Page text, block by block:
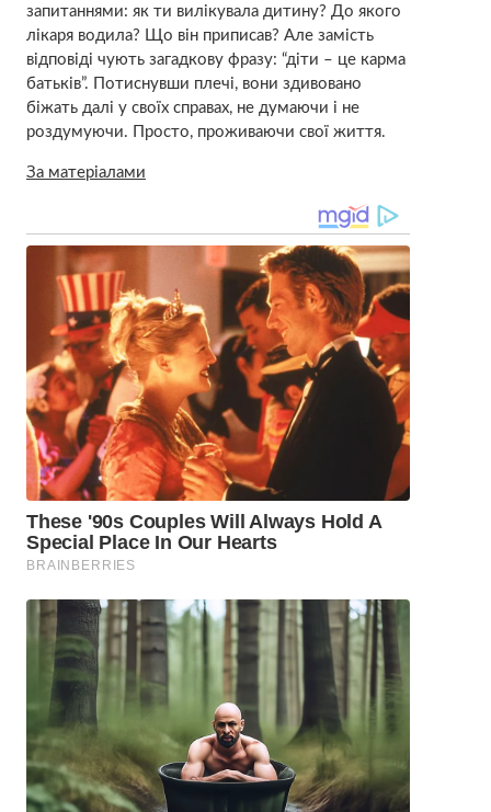
запитаннями: як ти вилікувала дитину? До якого
лікаря водила? Що він приписав? Але замість
відповіді чують загадкову фразу: “діти – це карма
батьків”. Потиснувши плечі, вони здивовано
біжать далі у своїх справах, не думаючи і не
роздумуючи. Просто, проживаючи свої життя.
За матеріалами